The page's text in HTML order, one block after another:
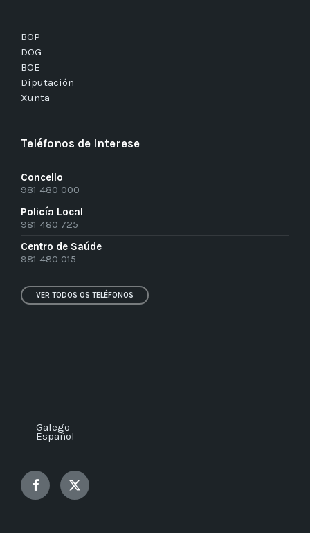
BOP
DOG
BOE
Diputación
Xunta
Teléfonos de Interese
Concello
981 480 000
Policía Local
981 480 725
Centro de Saúde
981 480 015
VER TODOS OS TELÉFONOS
Galego
Español
Facebook Twitter